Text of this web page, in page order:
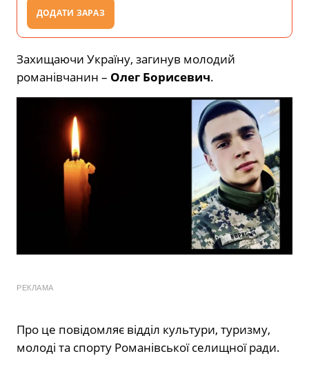
ДОДАТИ ЗАРАЗ
Захищаючи Україну, загинув молодий
романівчанин – Олег Борисевич.
РЕКЛАМА
Про це повідомляє відділ культури, туризму,
молоді та спорту Романівської селищної ради.